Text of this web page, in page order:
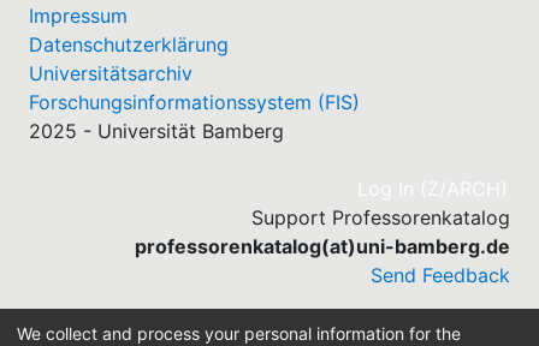
Impressum
Datenschutzerklärung
Universitätsarchiv
Forschungsinformationssystem (FIS)
2025 - Universität Bamberg
Log In (Z/ARCH)
Support Professorenkatalog
professorenkatalog(at)uni-bamberg.de
Send Feedback
We collect and process your personal information for the